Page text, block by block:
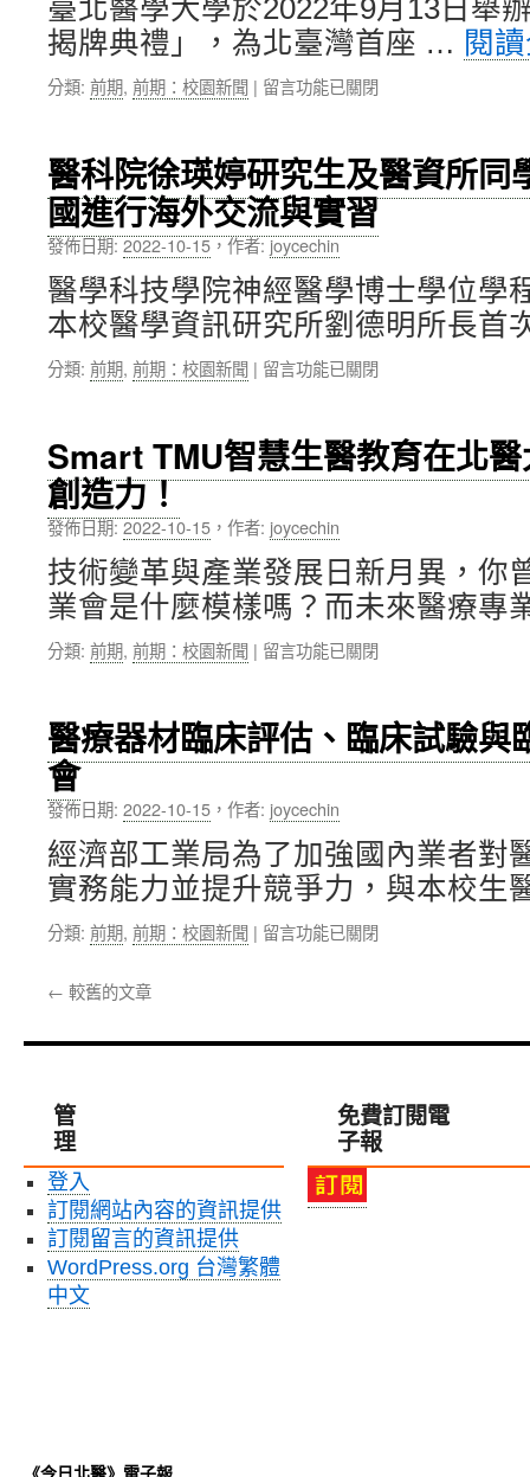
險〉
中
大
進
學
問〉
中
司
維
致
生
用
新
竹
標
準
生
產
廠
中
臺北醫學大學於2022年9月13日舉
揭牌典禮」，為北臺灣首座 … 閱
分類: 前期, 前期：校園新聞 | 在
大
醫
療
3D
列
印
中
心
揭
牌
為
北
臺
首
座
以
醫
創
導
向
列
印
中
心〉
留言功能已關閉
醫科院徐瑛婷研究生及醫資所同
國進行海外交流與實習
發佈日期:2022-10-15，作者: joycechin
醫學科技學院神經醫學博士學位學
本校醫學資訊研究所劉德明所長
分類: 前期, 前期：校園新聞 | 在
院
徐
瑛
研
究
生
及
醫
資
學，
分
赴
洲
與
美
國
行
與
留言功能已關閉
Smart TMU智慧生醫教育在北
創造力！
發佈日期:2022-10-15 ， 作者: joycechin
技術變革與產業發展日新月異，你
業會是什麼模樣嗎？而未來醫療
分類: 前期, 前期：校園新聞 | 在
智
慧
生
教
育
在
北
醫
大，
跨
中
留言功能已關閉
醫療器材臨床評估、臨床試驗與
會
發佈日期: 2022-10-15 ， 作者: joycechin
經濟部工業局為了加強國內業者對
實務能力並提升競爭力，與本校
分類: 前期, 前期：校園新聞 | 在
臨
床
驗
臨
床
留言功能已關閉
← 較舊的文章
管
理
登入
訂閱網站內容的資訊提供
訂閱留言的資訊提供
WordPress.org 台灣繁體
中文
免費訂閱電
子報
《今日北醫》電子報